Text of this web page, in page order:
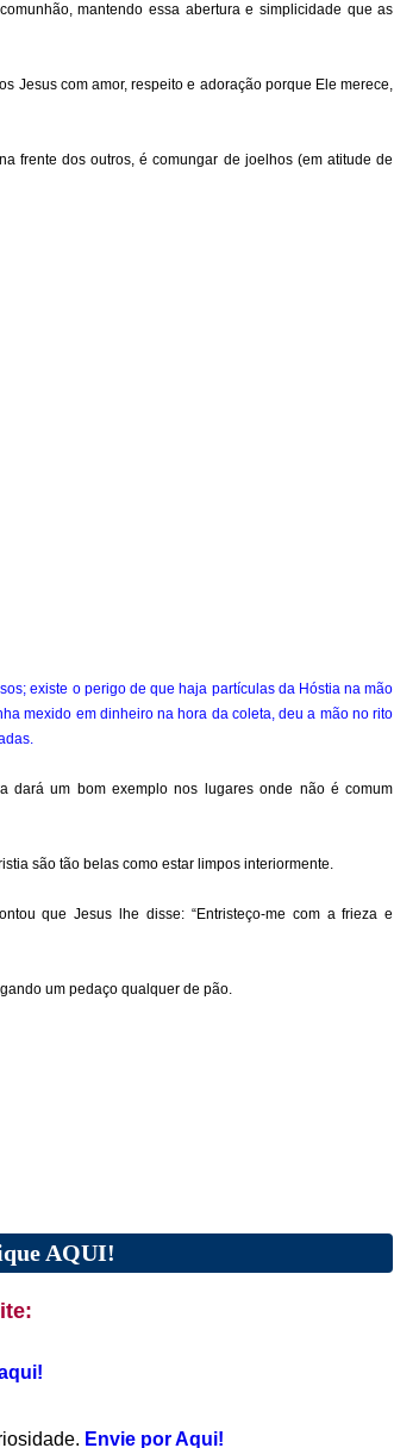
mantendo essa abertura e simplicidade que as
Jesus com amor, respeito e adoração porque Ele merece,
frente dos outros, é comungar de joelhos (em atitude de
existe o perigo de que haja partículas da Hóstia na mão
mexido em dinheiro na hora da coleta, deu a mão no rito
dará um bom exemplo nos lugares onde não é comum
são tão belas como estar limpos interiormente.
que Jesus lhe disse: “Entristeço-me com a frieza e
um pedaço qualquer de pão.
AQUI!
Envie por Aqui!